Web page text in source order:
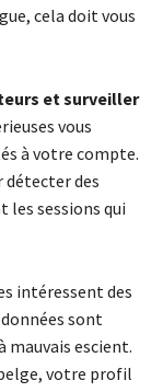
cela doit vous
et surveiller
vous
à votre compte.
des
sessions qui
intéressent des
sont
mauvais escient.
votre profil